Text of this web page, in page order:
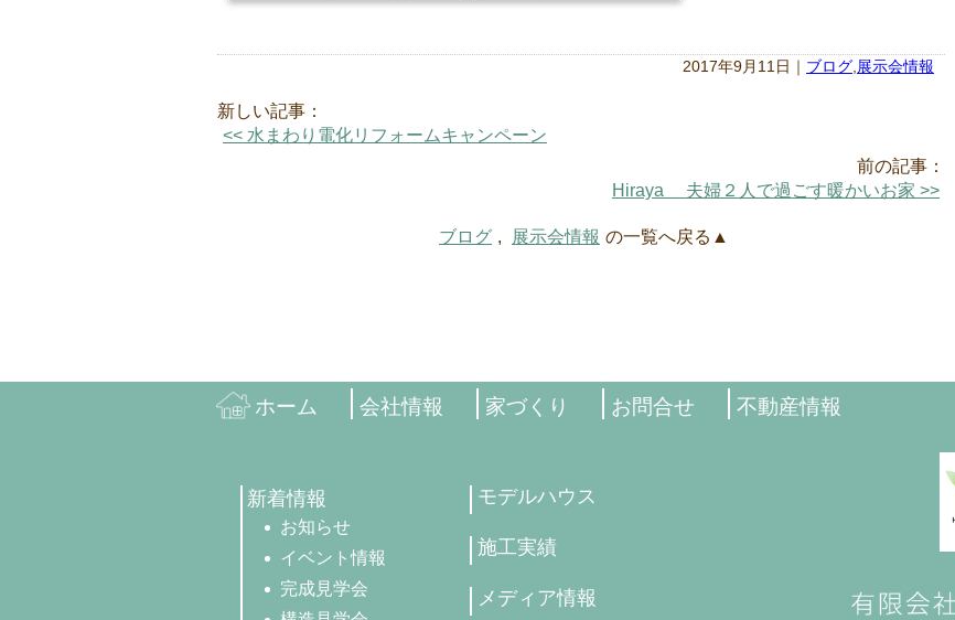
2017年9月11日｜ ブログ 展示会情報
新しい記事：
<< 水まわり電化リフォームキャンペーン
前の記事：
Hiraya 夫婦２人で過ごす暖かいお家 >>
ブログ , 展示会情報 の一覧へ戻る▲
ホーム 会社情報 家づくり お問合せ 不動産情報
新着情報
お知らせ
イベント情報
完成見学会
モデルハウス
施工実績
メディア情報